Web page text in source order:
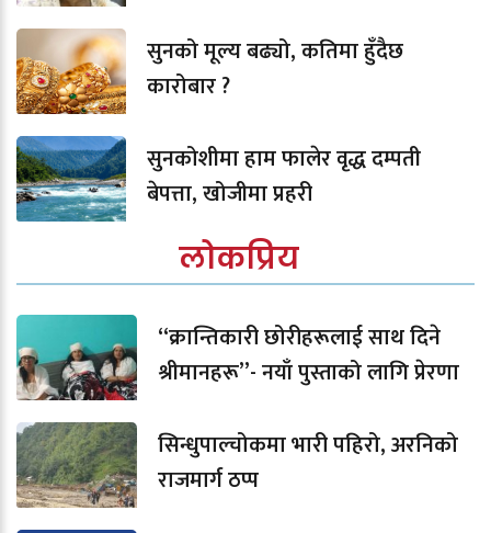
सुनको मूल्य बढ्यो, कतिमा हुँदैछ
कारोबार ?
सुनकोशीमा हाम फालेर वृद्ध दम्पती
बेपत्ता, खोजीमा प्रहरी
लोकप्रिय
“क्रान्तिकारी छोरीहरूलाई साथ दिने
श्रीमानहरू”- नयाँ पुस्ताको लागि प्रेरणा
सिन्धुपाल्चोकमा भारी पहिरो, अरनिको
राजमार्ग ठप्प